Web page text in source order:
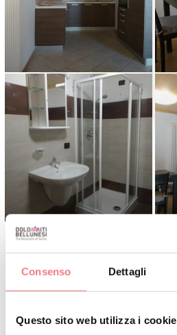
Consenso Dettagli
Questo sito web utilizza i cookie
INFO E CONTATTI